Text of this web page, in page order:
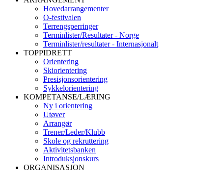
Hovedarrangementer
O-festivalen
Terrengsperringer
Terminlister/Resultater - Norge
Terminlister/resultater - Internasjonalt
TOPPIDRETT
Orientering
Skiorientering
Presisjonsorientering
Sykkelorientering
KOMPETANSE/LÆRING
Ny i orientering
Utøver
Arrangør
Trener/Leder/Klubb
Skole og rekruttering
Aktivitetsbanken
Introduksjonskurs
ORGANISASJON